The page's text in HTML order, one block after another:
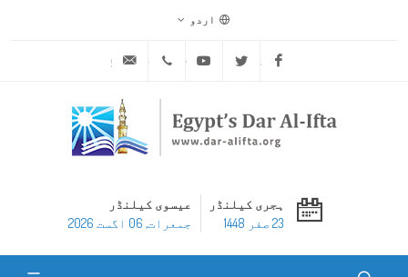
اردو
Facebook
Twitter
Youtube
ہجری کیلنڈر
23 صفر 1448
عیسوی کیلنڈر
جمعرات, 06 اگست 2026